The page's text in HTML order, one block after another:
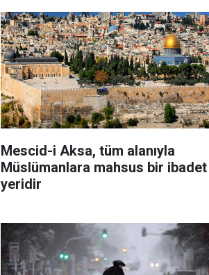
Mescid-i Aksa, tüm alanıyla
Müslümanlara mahsus bir ibadet
yeridir